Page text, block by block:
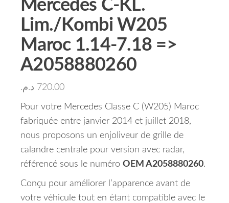
Mercedes C-KL.
Lim./Kombi W205
Maroc 1.14-7.18 =>
A2058880260
720.00 د.م.
Pour votre Mercedes Classe C (W205) Maroc
fabriquée entre janvier 2014 et juillet 2018,
nous proposons un enjoliveur de grille de
calandre centrale pour version avec radar,
référencé sous le numéro OEM A2058880260.
Conçu pour améliorer l’apparence avant de
votre véhicule tout en étant compatible avec le